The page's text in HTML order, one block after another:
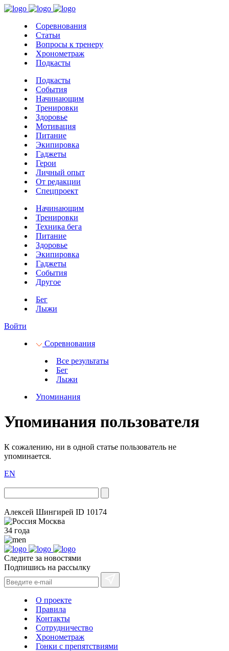
Соревнования
Статьи
Вопросы к тренеру
Хронометраж
Подкасты
Подкасты
События
Начинающим
Тренировки
Здоровье
Мотивация
Питание
Экипировка
Гаджеты
Герои
Личный опыт
От редакции
Спецпроект
Начинающим
Тренировки
Техника бега
Питание
Здоровье
Экипировка
Гаджеты
События
Другое
Бег
Лыжи
Войти
Соревнования
Все результаты
Бег
Лыжи
Упоминания
Упоминания пользователя
К сожалению, ни в одной статье пользователь не
упоминается.
EN
Алексей Шингирей ID 10174
Москва
34 года
Следите за новостями
Подпишись на рассылку
О проекте
Правила
Контакты
Сотрудничество
Хронометраж
Гонки с препятствиями